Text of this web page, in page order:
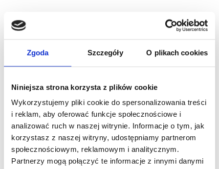
Zgoda Szczegóły O plikach cookies
Niniejsza strona korzysta z plików cookie
Wykorzystujemy pliki cookie do spersonalizowania treści
i reklam, aby oferować funkcje społecznościowe i
analizować ruch w naszej witrynie. Informacje o tym, jak
korzystasz z naszej witryny, udostępniamy partnerom
społecznościowym, reklamowym i analitycznym.
Partnerzy mogą połączyć te informacje z innymi danymi
Dokumenty BHP i organizacyjne
Dokumenty z tej kategorii regulują funkcjonowanie
wewnętrzne salonu i potwierdzają sprawność
obowiązkowe w przypadku zatrudniania
pracowników.
Regulamin salonu– określa zasady rezerwacji,
odwoływania wizyt oraz zachowania obowiązujące
w obiekcie.
Dokumentacja urządzeń i przeglądów
technicznych– paszporty techniczne frezarek,